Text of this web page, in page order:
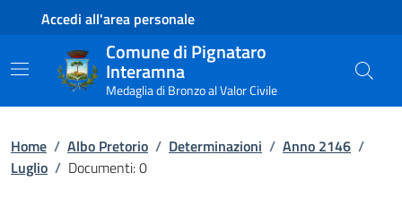
Contenuto principale
Piede di paginaAccedi all'area personale
Comune di Pignataro
Interamna
Medaglia di Bronzo al Valor Civile
Home / Albo Pretorio / Determinazioni / Anno 2146 /
Luglio / Documenti: 0